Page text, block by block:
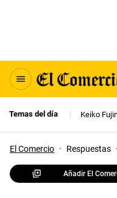
Temas del día Keiko
El Comercio · Respuestas ·
Añadir El